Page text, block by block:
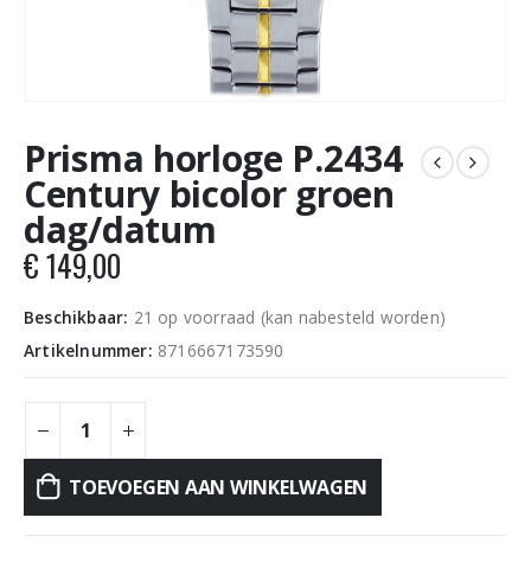
Prisma horloge P.2434
Century bicolor groen
dag/datum
€149,00
Beschikbaar: 21 op voorraad (kan nabesteld worden)
Artikelnummer: 8716667173590
TOEVOEGEN AAN WINKELWAGEN